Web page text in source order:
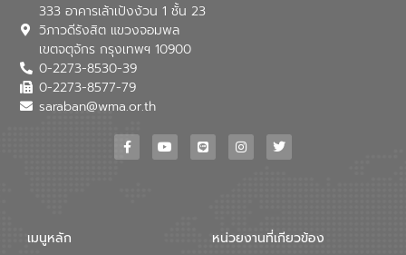
333 อาคารเล้าเป้งง้วน 1 ชั้น 23
วิภาวดีรังสิต แขวงจอมพล
เขตจตุจักร กรุงเทพฯ 10900
0-2273-8530-39
0-2273-8577-79
saraban@wma.or.th
เมนูหลัก หน่วยงานที่เกียวข้อง